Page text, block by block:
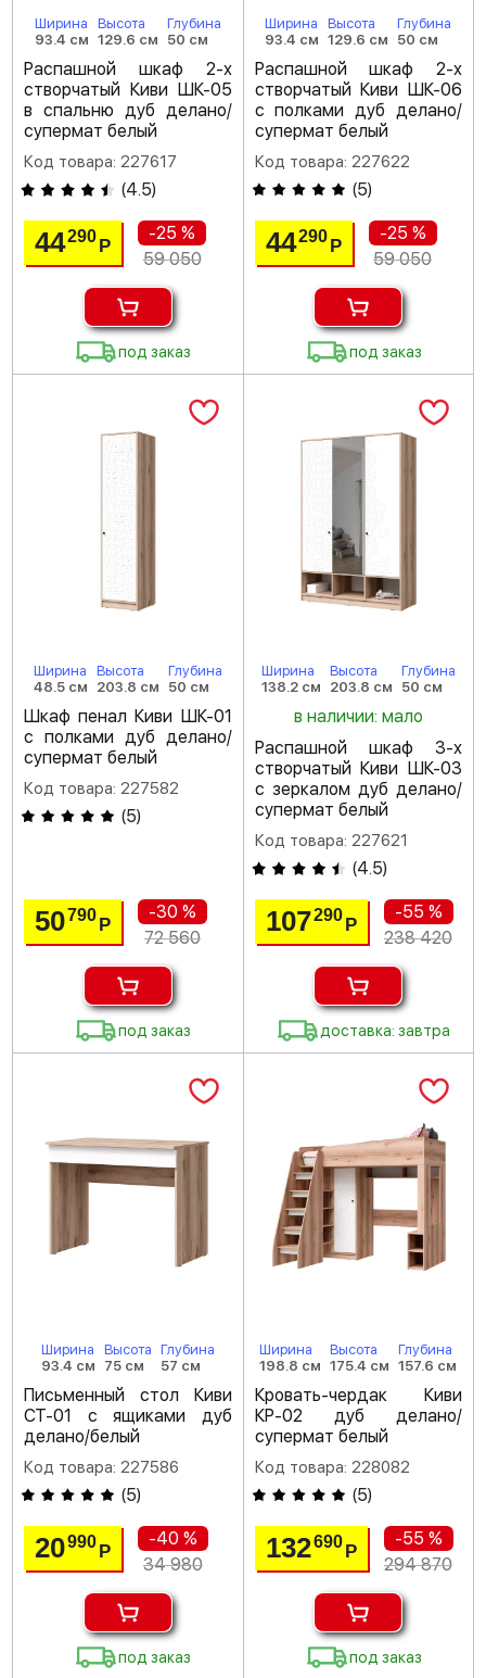
Ширина
93.4 см
Высота
129.6 см
Глубина
50 см
Распашной шкаф 2-х
створчатый Киви ШК-05
в спальню дуб делано/
супермат белый
Код товара: 227617
(4.5)
44290Р
-25 %
59 050
под заказ
Ширина
93.4 см
Высота
129.6 см
Глубина
50 см
Распашной шкаф 2-х
створчатый Киви ШК-06
с полками дуб делано/
супермат белый
Код товара: 227622
(5)
44290 Р
-25 %
59 050
под заказ
Ширина
48.5 см
Высота
203.8 см
Глубина
50 см
Шкаф пенал Киви ШК-01
с полками дуб делано/
супермат белый
Код товара: 227582
(5)
50790Р
-30 %
72 560
под заказ
Ширина
138.2 см
Высота
203.8 см
Глубина
50 см
в наличии: мало
Распашной шкаф 3-х
створчатый Киви ШК-03
с зеркалом дуб делано/
супермат белый
Код товара: 227621
(4.5)
107290 Р
-55 %
238 420
доставка: завтра
Ширина
93.4 см
Высота
75 см
Глубина
57 см
Письменный стол Киви
СТ-01 с ящиками дуб
делано/белый
Код товара: 227586
(5)
20990Р
-40 %
34 980
под заказ
Ширина
198.8 см
Высота
175.4 см
Глубина
157.6 см
Кровать-чердак Киви
КР-02 дуб делано/
супермат белый
Код товара: 228082
(5)
132690 Р
-55 %
294 870
под заказ